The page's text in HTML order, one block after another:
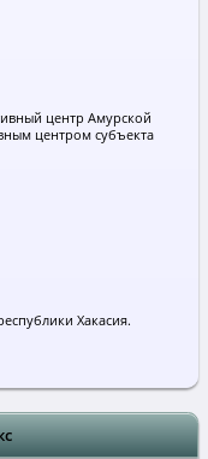
центр Амурской
центром субъекта
Хакасия.